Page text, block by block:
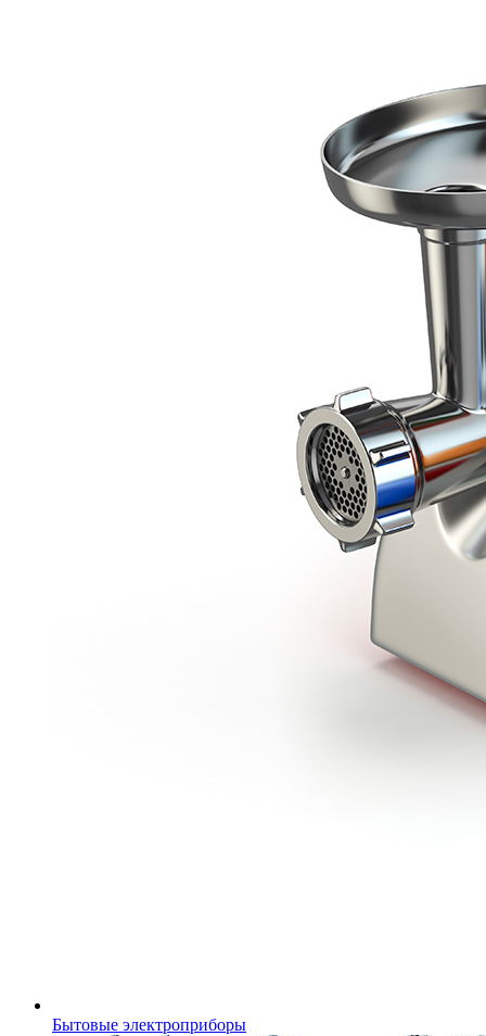
Бытовые электроприборы